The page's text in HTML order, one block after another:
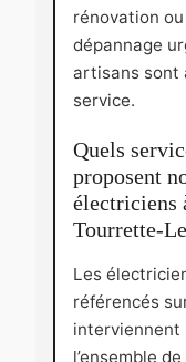
rénovation ou
dépannage
artisans sont
service.
Quels
proposent
électriciens
Tourrette-
Les
référencés
interviennent
l’ensemble